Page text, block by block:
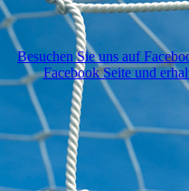
Besuchen Sie uns auf
Facebook Seite und